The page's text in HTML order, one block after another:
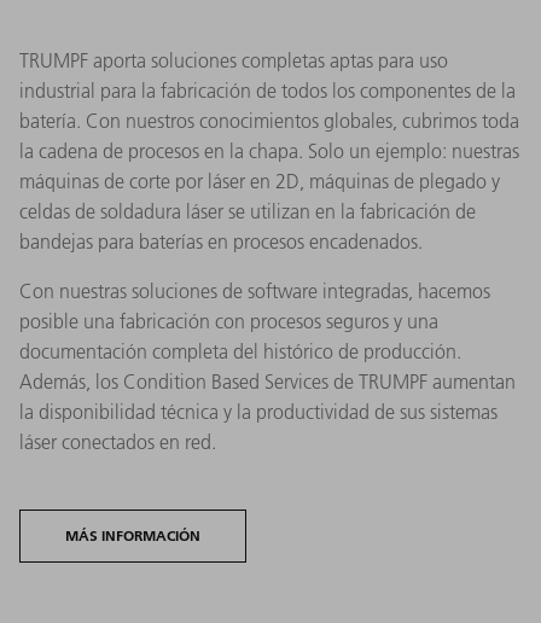
TRUMPF aporta soluciones completas aptas para uso
industrial para la fabricación de todos los componentes de la
batería. Con nuestros conocimientos globales, cubrimos toda
la cadena de procesos en la chapa. Solo un ejemplo: nuestras
máquinas de corte por láser en 2D, máquinas de plegado y
celdas de soldadura láser se utilizan en la fabricación de
bandejas para baterías en procesos encadenados.
Con nuestras soluciones de software integradas, hacemos
posible una fabricación con procesos seguros y una
documentación completa del histórico de producción.
Además, los Condition Based Services de TRUMPF aumentan
la disponibilidad técnica y la productividad de sus sistemas
láser conectados en red.
MÁS INFORMACIÓN